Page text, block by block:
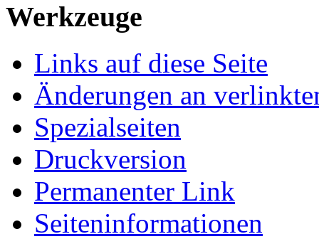
Werkzeuge
Links auf diese Seite
Änderungen an
Spezialseiten
Druckversion
Permanenter Link
Seiteninformationen